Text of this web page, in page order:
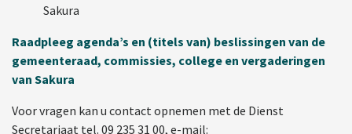
Sakura
Raadpleeg agenda’s en (titels van) beslissingen van de
gemeenteraad, commissies, college en vergaderingen
van Sakura
Voor vragen kan u contact opnemen met de Dienst
Secretariaat tel. 09 235 31 00, e-mail: